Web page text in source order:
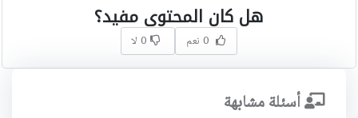
هل كان المحتوى مفيد؟
0 نعم 0 لا
أسئلة مشابهة